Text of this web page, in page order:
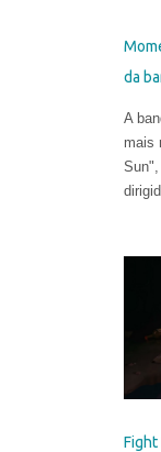
da
A
mais
Fight